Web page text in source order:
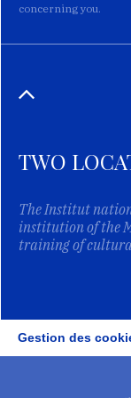
concerning you.
TWO
The Institut
institution of the
training of
Gestion des